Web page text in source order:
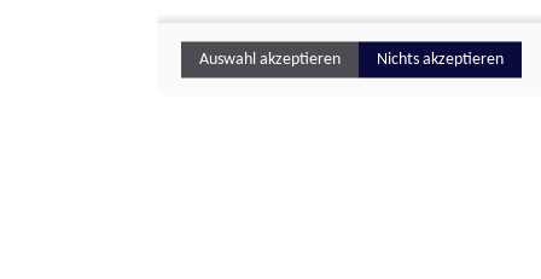
Auswahl akzeptieren Nichts akzeptieren